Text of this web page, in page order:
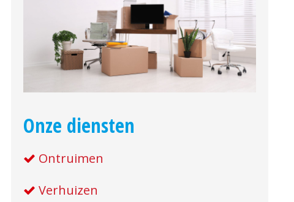
Onze diensten
Ontruimen
Verhuizen